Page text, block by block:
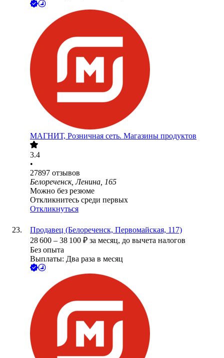
МАГНИТ, Розничная сеть. Магазины продуктов
3.4
•
27897 отзывов
Белореченск, Ленина, 165
Можно без резюме
Откликнитесь среди первых
Откликнуться
Продавец (Белореченск, Первомайская, 117)
28 600 – 38 100 ₽ за месяц, до вычета налогов
Без опыта
Выплаты: Два раза в месяц